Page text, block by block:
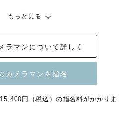
をすればよいの？
顔の写真を残したい！
撮影小物ってどこで買えるの？
んの悩みや疑問に寄り添いながら、
うな写真を撮影していきます。
もっと見る
ラマンについて詳しく
円（税込）の指名料がかかりま